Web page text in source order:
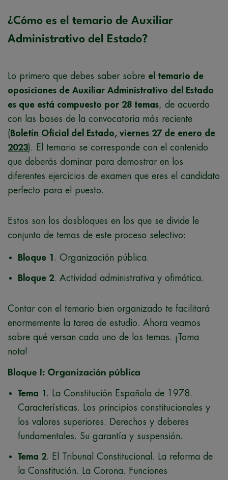
¿Cómo es el temario de Auxiliar
Administrativo del Estado?
Lo primero que debes saber sobre el temario de
oposiciones de Auxiliar Administrativo del Estado
es que está compuesto por 28 temas , de acuerdo
con las bases de la convocatoria más reciente
( Boletín Oficial del Estado, viernes 27 de enero de
2023). El temario se corresponde con el contenido
que deberás dominar para demostrar en los
diferentes ejercicios de examen que eres el candidato
perfecto para el puesto.
Estos son los dosbloques en los que se divide le
conjunto de temas de este proceso selectivo:
Bloque 1 . Organización pública.
Bloque 2 . Actividad administrativa y ofimática.
Contar con el temario bien organizado te facilitará
enormemente la tarea de estudio. Ahora veamos
sobre qué versan cada uno de los temas. ¡Toma
nota!
Bloque I: Organización pública
Tema 1
. La Constitución Española de 1978.
Características. Los principios constitucionales y
los valores superiores. Derechos y deberes
fundamentales. Su garantía y suspensión.
Tema 2 . El Tribunal Constitucional. La reforma de
la Constitución. La Corona. Funciones